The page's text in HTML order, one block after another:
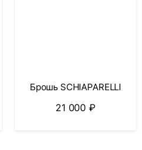
Брошь SCHIAPARELLI
21 000₽